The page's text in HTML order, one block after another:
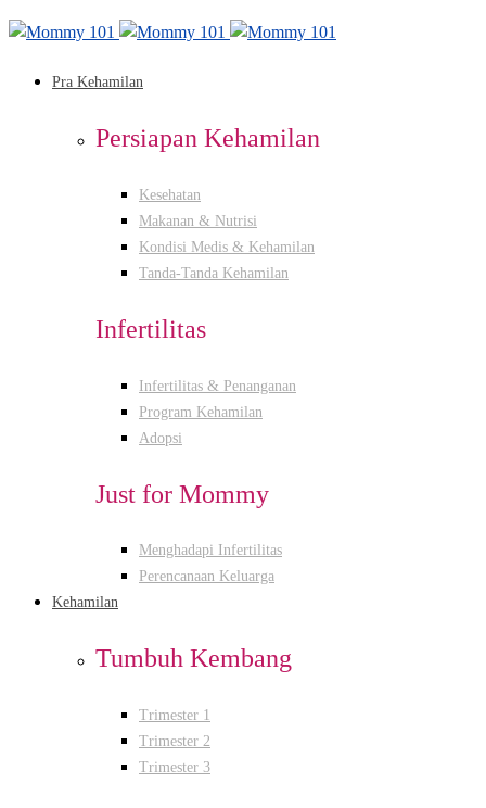
Pra Kehamilan
Persiapan Kehamilan
Kesehatan
Makanan & Nutrisi
Kondisi Medis & Kehamilan
Tanda-Tanda Kehamilan
Infertilitas
Infertilitas & Penanganan
Program Kehamilan
Adopsi
Just for Mommy
Menghadapi Infertilitas
Perencanaan Keluarga
Kehamilan
Tumbuh Kembang
Trimester 1
Trimester 2
Trimester 3